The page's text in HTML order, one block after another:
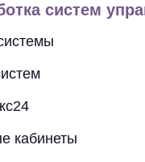
кабинеты
систем